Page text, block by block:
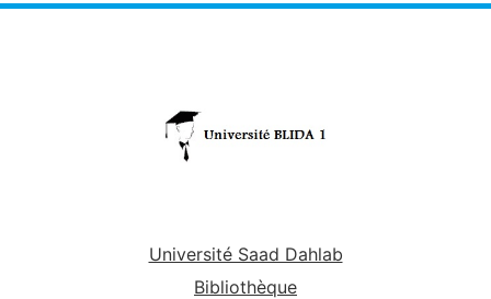
Université Saad Dahlab
Bibliothèque